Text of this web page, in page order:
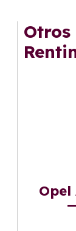
Otros
Opel